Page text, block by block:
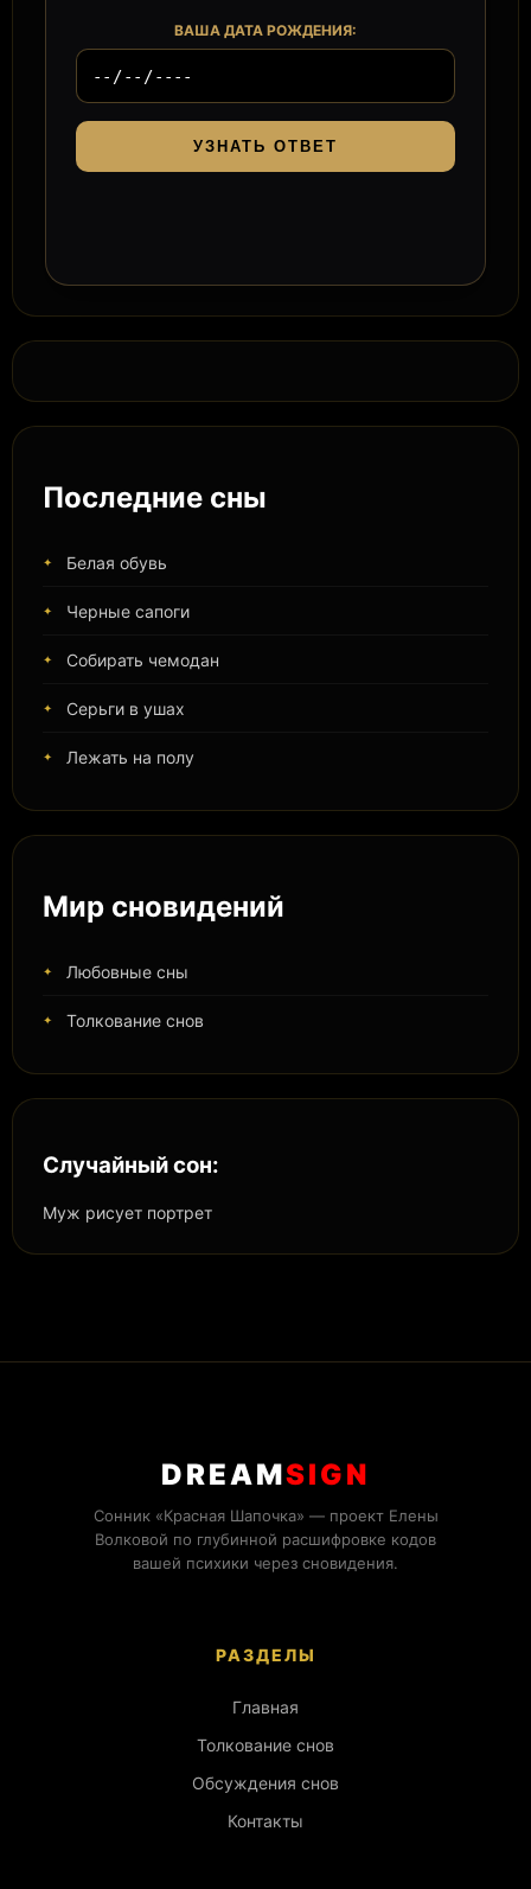
ВАША ДАТА РОЖДЕНИЯ:
УЗНАТЬ ОТВЕТ
Последние сны
Белая обувь
Черные сапоги
Собирать чемодан
Серьги в ушах
Лежать на полу
Мир сновидений
Любовные сны
Толкование снов
Случайный сон:
Муж рисует портрет
DREAMSIGN
Сонник «Красная Шапочка» — проект Елены
Волковой по глубинной расшифровке кодов
вашей психики через сновидения.
РАЗДЕЛЫ
Главная
Толкование снов
Обсуждения снов
Контакты